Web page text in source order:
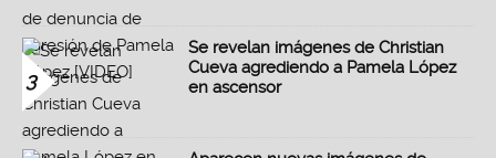
3
Se revelan imágenes de Christian
Cueva agrediendo a Pamela López
en ascensor